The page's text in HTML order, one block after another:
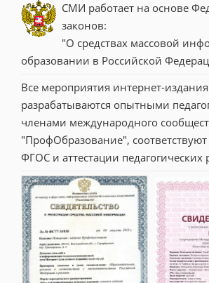
СМИ работает на основе
законов:
"О средствах массовой
образовании в Российской
Все мероприятия интернет-издания
разрабатываются опытными
членами международного
"ПрофОбразование",
ФГОС и аттестации педагогических